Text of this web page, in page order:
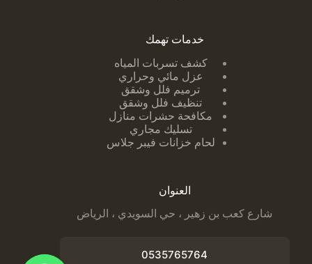
خدمات تهمك
كشف تسربات ا لمياه
عزل مائي وحراري
ترميم فلل وشقق
تنظيف فلل وشقق
مكافحة حشرات منازل
تسليك مجاري
لحام خزانات فيبر جلاس
العنوان
شارع كعب بن زهير ، حي السويدي ، الرياض
0535765764